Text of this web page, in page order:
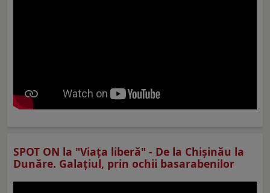
SPOT ON la "Viaţa liberă" - De la Chișinău la
Dunăre. Galațiul, prin ochii basarabenilor